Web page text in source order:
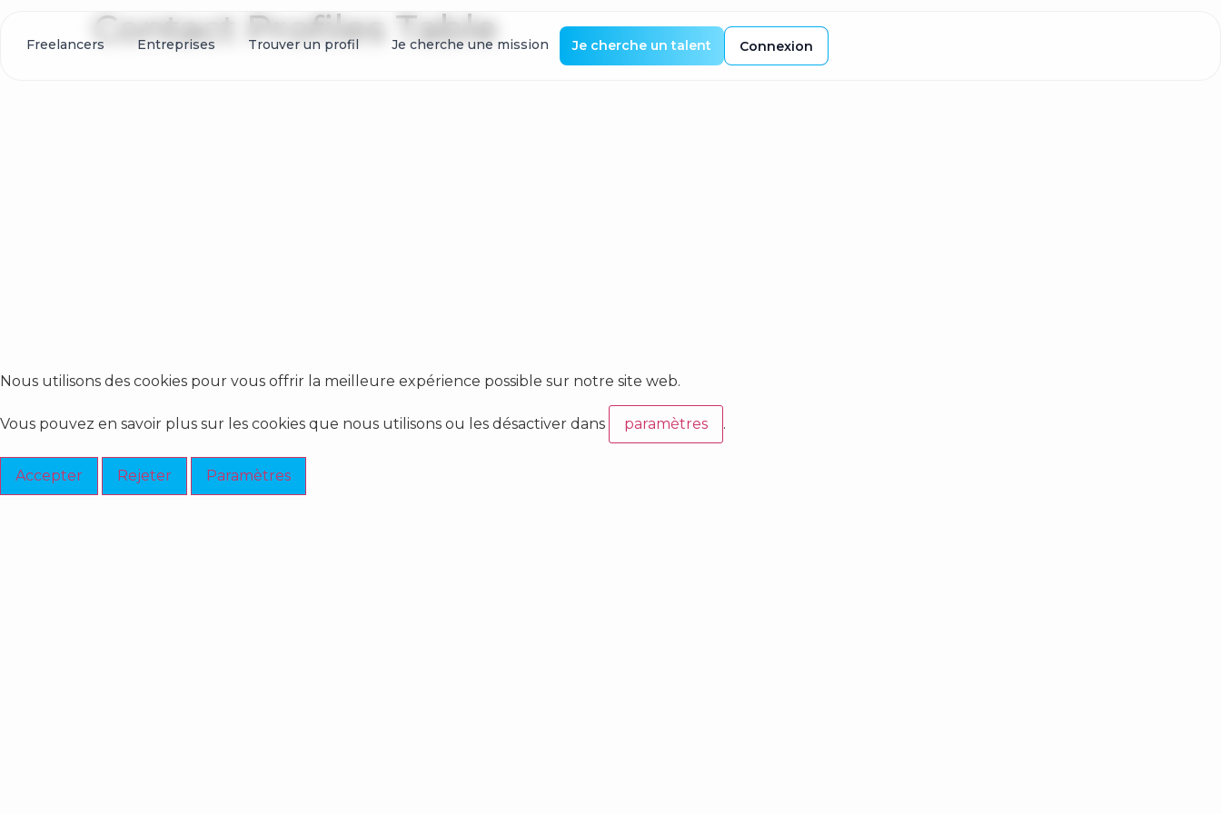
Freelancers Entreprises Trouver un profil Je cherche une mission Je cherche un talent Connexion
Contact Profiles Table
Nous utilisons des cookies pour vous offrir la meilleure expérience possible sur notre site web.
Vous pouvez en savoir plus sur les cookies que nous utilisons ou les désactiver dans paramètres .
Accepter Rejeter Paramètres